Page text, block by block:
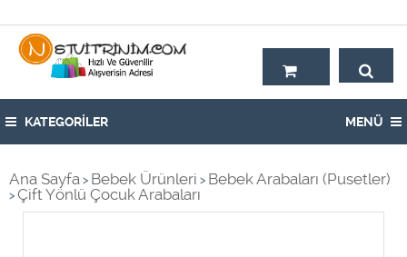
KATEGORİLER MENÜ
Ana Sayfa > Bebek Ürünleri > Bebek Arabaları (Pusetler)
> Çift Yönlü Çocuk Arabaları